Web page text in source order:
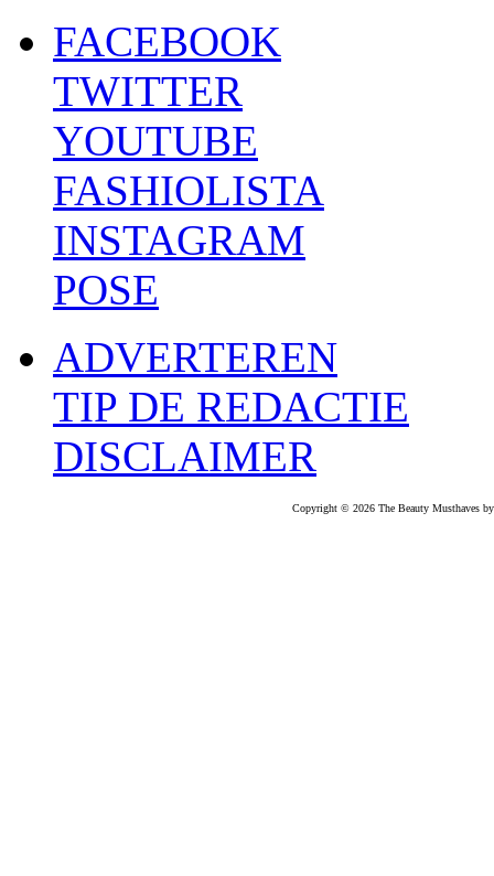
FACEBOOK
TWITTER
YOUTUBE
FASHIOLISTA
INSTAGRAM
POSE
ADVERTEREN
TIP DE REDACTIE
DISCLAIMER
Copyright © 2026 The Beauty Musthaves